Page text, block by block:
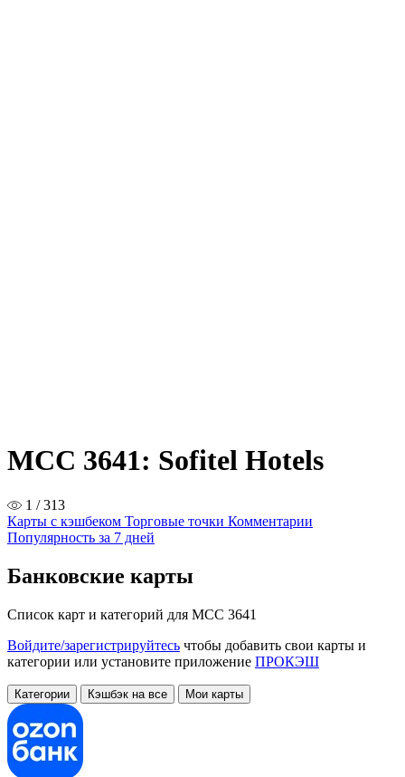
MCC 3641: Sofitel Hotels
1 / 313
Карты с кэшбеком Торговые точки Комментарии
Популярность за 7 дней
Банковские карты
Список карт и категорий для MCC 3641
Войдите/зарегистрируйтесь чтобы добавить свои карты и
категории или установите приложение ПРОКЭШ
Категории Кэшбэк на все Мои карты